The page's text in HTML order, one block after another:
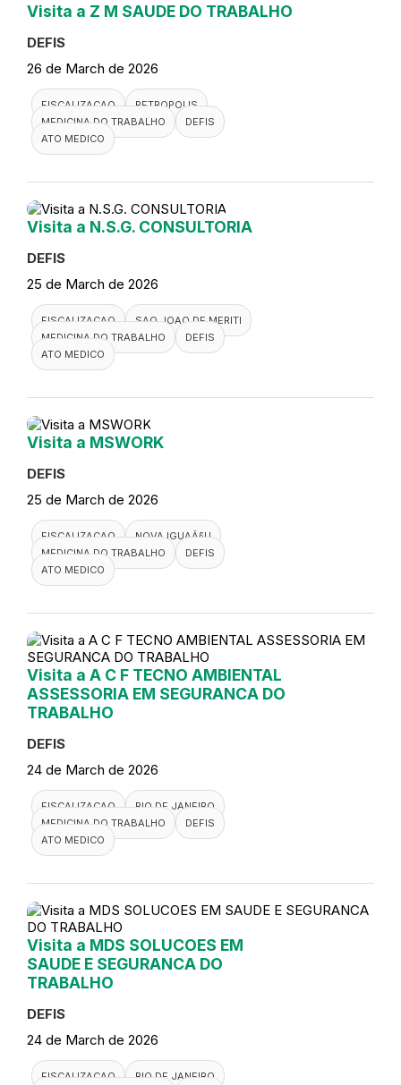
Visita a Z M SAUDE DO TRABALHO
DEFIS
26 de March de 2026
FISCALIZACAO
PETROPOLIS
MEDICINA DO TRABALHO
DEFIS
ATO MEDICO
Visita a N.S.G. CONSULTORIA
DEFIS
25 de March de 2026
FISCALIZACAO
SAO JOAO DE MERITI
MEDICINA DO TRABALHO
DEFIS
ATO MEDICO
Visita a MSWORK
DEFIS
25 de March de 2026
FISCALIZACAO
NOVA IGUAÃ§U
MEDICINA DO TRABALHO
DEFIS
ATO MEDICO
Visita a A C F TECNO AMBIENTAL
ASSESSORIA EM SEGURANCA DO
TRABALHO
DEFIS
24 de March de 2026
FISCALIZACAO
RIO DE JANEIRO
MEDICINA DO TRABALHO
DEFIS
ATO MEDICO
Visita a MDS SOLUCOES EM
SAUDE E SEGURANCA DO
TRABALHO
DEFIS
24 de March de 2026
FISCALIZACAO RIO DE JANEIRO